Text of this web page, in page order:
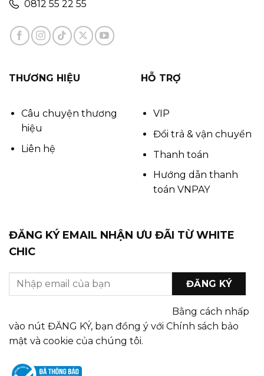
0812 55 22 55
THƯƠNG HIỆU
Câu chuyện thương
hiệu
Liên hệ
HỖ TRỢ
VIP
Đổi trả & vận chuyển
Thanh toán
Hướng dẫn thanh
toán VNPAY
ĐĂNG KÝ EMAIL NHẬN ƯU ĐÃI TỪ WHITE
CHIC
Bằng cách nhấp
vào nút ĐĂNG KÝ, bạn đồng ý với Chính sách bảo
mật và cookie của chúng tôi.